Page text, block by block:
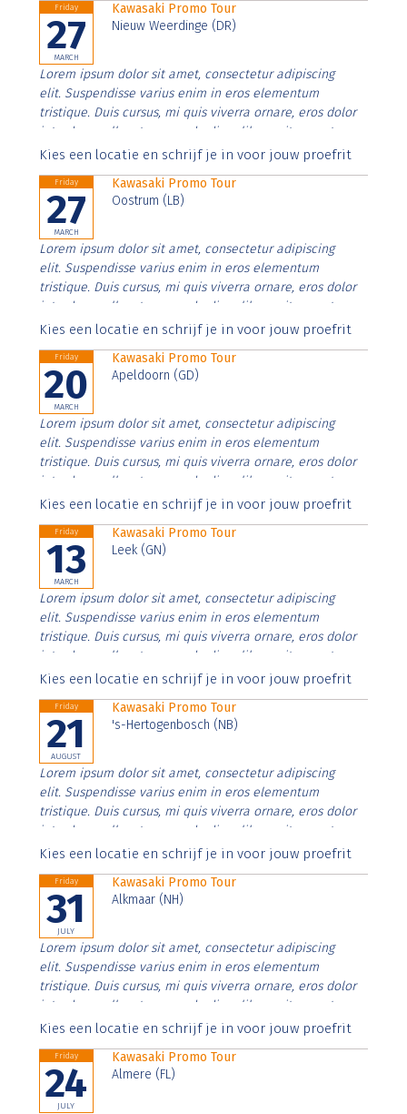
Friday
27
MARCH
Kawasaki Promo Tour
Nieuw Weerdinge (DR)
Lorem ipsum dolor sit amet, consectetur adipiscing
elit. Suspendisse varius enim in eros elementum
tristique. Duis cursus, mi quis viverra ornare, eros dolor
interdum nulla, ut commodo diam libero vitae erat.
Aenean faucibus nibh et justo cursus id rutrum lorem
Kies een locatie en schrijf je in voor jouw proefrit
Friday
27
MARCH
Kawasaki Promo Tour
Oostrum (LB)
Lorem ipsum dolor sit amet, consectetur adipiscing
elit. Suspendisse varius enim in eros elementum
tristique. Duis cursus, mi quis viverra ornare, eros dolor
interdum nulla, ut commodo diam libero vitae erat.
Aenean faucibus nibh et justo cursus id rutrum lorem
Kies een locatie en schrijf je in voor jouw proefrit
Friday
20
MARCH
Kawasaki Promo Tour
Apeldoorn (GD)
Lorem ipsum dolor sit amet, consectetur adipiscing
elit. Suspendisse varius enim in eros elementum
tristique. Duis cursus, mi quis viverra ornare, eros dolor
interdum nulla, ut commodo diam libero vitae erat.
Aenean faucibus nibh et justo cursus id rutrum lorem
Kies een locatie en schrijf je in voor jouw proefrit
Friday
13
MARCH
Kawasaki Promo Tour
Leek (GN)
Lorem ipsum dolor sit amet, consectetur adipiscing
elit. Suspendisse varius enim in eros elementum
tristique. Duis cursus, mi quis viverra ornare, eros dolor
interdum nulla, ut commodo diam libero vitae erat.
Aenean faucibus nibh et justo cursus id rutrum lorem
Kies een locatie en schrijf je in voor jouw proefrit
Friday
21
AUGUST
Kawasaki Promo Tour
's-Hertogenbosch (NB)
Lorem ipsum dolor sit amet, consectetur adipiscing
elit. Suspendisse varius enim in eros elementum
tristique. Duis cursus, mi quis viverra ornare, eros dolor
interdum nulla, ut commodo diam libero vitae erat.
Aenean faucibus nibh et justo cursus id rutrum lorem
Kies een locatie en schrijf je in voor jouw proefrit
Friday
31
JULY
Kawasaki Promo Tour
Alkmaar (NH)
Lorem ipsum dolor sit amet, consectetur adipiscing
elit. Suspendisse varius enim in eros elementum
tristique. Duis cursus, mi quis viverra ornare, eros dolor
interdum nulla, ut commodo diam libero vitae erat.
Aenean faucibus nibh et justo cursus id rutrum lorem
Kies een locatie en schrijf je in voor jouw proefrit
Friday
24
JULY
Kawasaki Promo Tour
Almere (FL)